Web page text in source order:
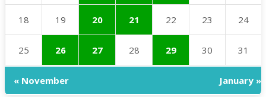
18 19 20 21 22 23 24
25 26 27 28 29 30 31
« November January »